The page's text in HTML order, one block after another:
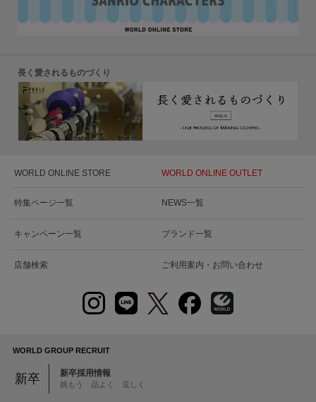
長く愛されるものづくり
WORLD ONLINE STORE WORLD ONLINE OUTLET
特集ページ一覧 NEWS一覧
キャンペーン一覧 ブランド一覧
店舗検索 ご利用案内・お問い合わせ
WORLD GROUP RECRUIT
新卒 新卒採用情報
挑もう 品よく 逞しく